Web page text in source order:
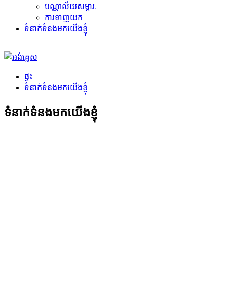
បណ្ណាល័យសម្ភារៈ
ការទាញយក
ទំនាក់ទំនងមកយើងខ្ញុំ
ផ្ទះ
ទំនាក់ទំនងមកយើងខ្ញុំ
ទំនាក់ទំនងមកយើងខ្ញុំ